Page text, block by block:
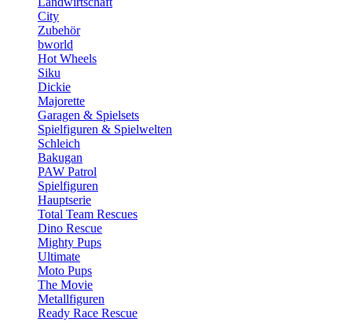
City
Zubehör
bworld
Hot Wheels
Siku
Dickie
Majorette
Garagen & Spielsets
Spielfiguren & Spielwelten
Schleich
Bakugan
PAW Patrol
Spielfiguren
Hauptserie
Total Team Rescues
Dino Rescue
Mighty Pups
Ultimate
Moto Pups
The Movie
Metallfiguren
Ready Race Rescue